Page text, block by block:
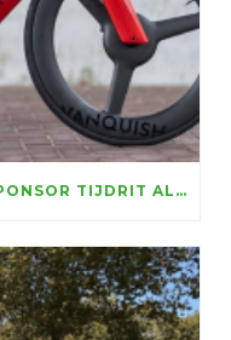
VANQUISH LANGER HOOFDSPONSOR TIJDRIT ALMERE